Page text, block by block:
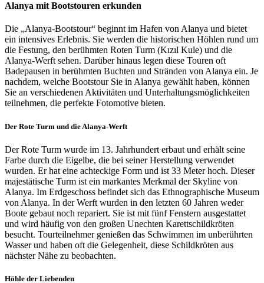
Alanya mit Bootstouren erkunden
Die „Alanya-Bootstour“ beginnt im Hafen von Alanya und bietet
ein intensives Erlebnis. Sie werden die historischen Höhlen rund um
die Festung, den berühmten Roten Turm (Kızıl Kule) und die
Alanya-Werft sehen. Darüber hinaus legen diese Touren oft
Badepausen in berühmten Buchten und Stränden von Alanya ein. Je
nachdem, welche Bootstour Sie in Alanya gewählt haben, können
Sie an verschiedenen Aktivitäten und Unterhaltungsmöglichkeiten
teilnehmen, die perfekte Fotomotive bieten.
Der Rote Turm und die Alanya-Werft
Der Rote Turm wurde im 13. Jahrhundert erbaut und erhält seine
Farbe durch die Eigelbe, die bei seiner Herstellung verwendet
wurden. Er hat eine achteckige Form und ist 33 Meter hoch. Dieser
majestätische Turm ist ein markantes Merkmal der Skyline von
Alanya. Im Erdgeschoss befindet sich das Ethnographische Museum
von Alanya. In der Werft wurden in den letzten 60 Jahren weder
Boote gebaut noch repariert. Sie ist mit fünf Fenstern ausgestattet
und wird häufig von den großen Unechten Karettschildkröten
besucht. Tourteilnehmer genießen das Schwimmen im unberührten
Wasser und haben oft die Gelegenheit, diese Schildkröten aus
nächster Nähe zu beobachten.
Höhle der Liebenden